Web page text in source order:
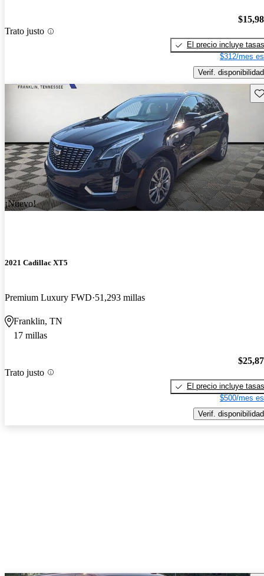
Trato justo
El precio incluye tasas
$312/mes
Verif. disponibilidad
¡Nuevo!
2021 Cadillac XT5
Premium Luxury FWD 51,293 millas
Franklin, TN
17 millas
Trato justo
El precio incluye tasas
$500/mes
Verif. disponibilidad